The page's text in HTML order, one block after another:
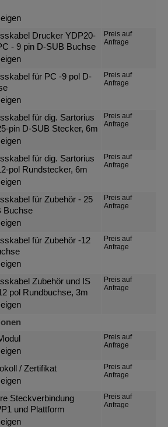
Drucker YDP20-
- 9 pin D-SUB Buchse
Preis auf
Anfrage
für PC -9 pol D-
Preis auf
Anfrage
für dig. Sartorius
pin D-SUB Stecker, 6m
Preis auf
Anfrage
für dig. Sartorius
pol Rundstecker, 6m
Preis auf
Anfrage
für Zubehör - 25
Buchse
Preis auf
Anfrage
für Zubehör -12
Preis auf
Anfrage
Zubehör und IS
pol Rundbuchse, 3m
Preis auf
Anfrage
Preis auf
Anfrage
/ Zertifikat
Preis auf
Anfrage
Steckverbindung
und Plattform
Preis auf
Anfrage